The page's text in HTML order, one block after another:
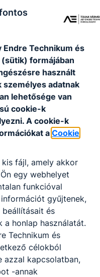
mechanikus
szerelésében,
adatait,
gyártási
karbantartási
végrehajtásában.
felügyeli.
aki szeretne részt
folyamatának
készség,
szervezési és
gondolkodás.
Endre Technikum és
formájában
használt
adatnak
lehetősége van
cookie-k
A cookie-k
aCookie
fájl, amely akkor
egy webhelyet
funkcióval
gyűjtenek,
és
a honlap használatát.
Technikum és
célokból
azzal kapcsolatban,
-annak